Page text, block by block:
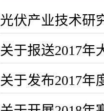
光伏产业技术研
关于报送2017年
关于发布2017年